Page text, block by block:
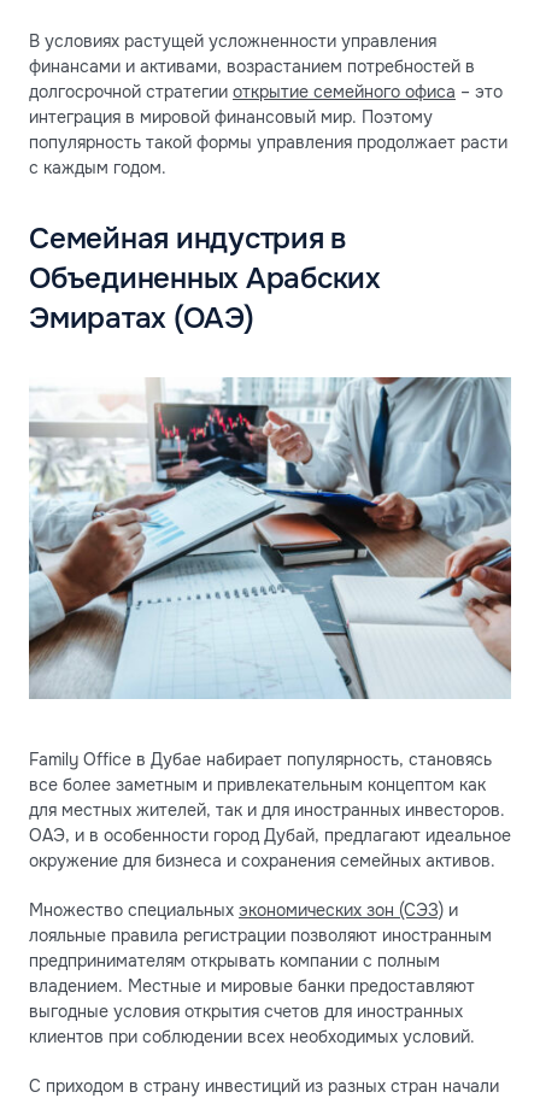
В условиях растущей усложненности управления
финансами и активами, возрастанием потребностей в
долгосрочной стратегии открытие семейного офиса – это
интеграция в мировой финансовый мир. Поэтому
популярность такой формы управления продолжает расти
с каждым годом.
Семейная индустрия в
Объединенных Арабских
Эмиратах (ОАЭ)
Family Office в Дубае набирает популярность, становясь
все более заметным и привлекательным концептом как
для местных жителей, так и для иностранных инвесторов.
ОАЭ, и в особенности город Дубай, предлагают идеальное
окружение для бизнеса и сохранения семейных активов.
Множество специальных экономических зон (СЭЗ) и
лояльные правила регистрации позволяют иностранным
предпринимателям открывать компании с полным
владением. Местные и мировые банки предоставляют
выгодные условия открытия счетов для иностранных
клиентов при соблюдении всех необходимых условий.
С приходом в страну инвестиций из разных стран начали